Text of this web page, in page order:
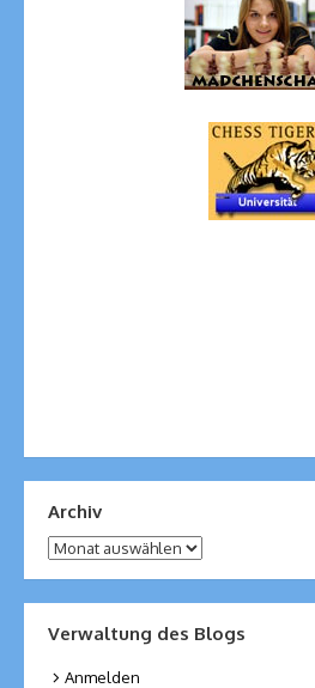
Archiv
Archiv
Verwaltung des Blogs
Anmelden